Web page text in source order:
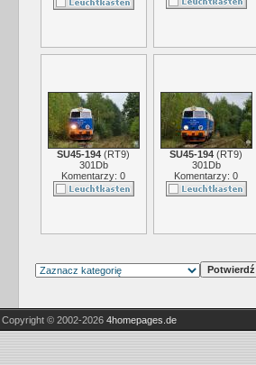
SU45-194 (RT9)
301Db
Komentarzy: 0
SU45-194 (RT9)
301Db
Komentarzy: 0
Copyright © 2002-2026 4homepages.de